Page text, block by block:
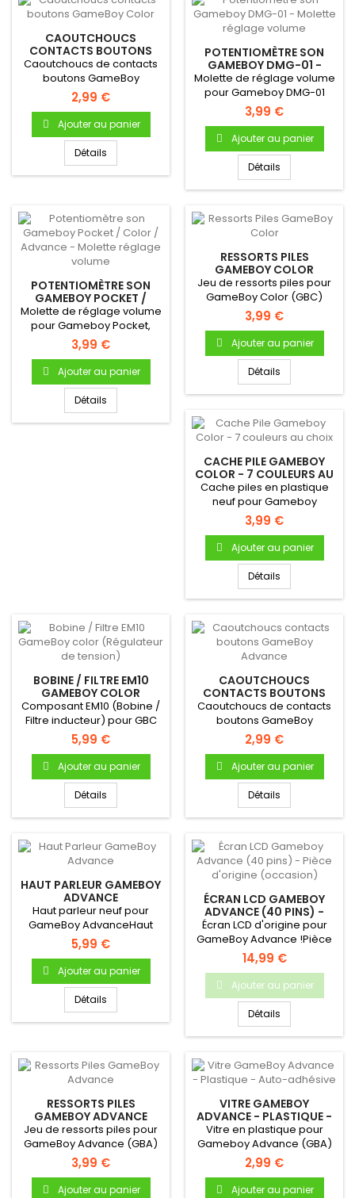
CAOUTCHOUCS
CONTACTS BOUTONS
GAMEBOY COLOR
Caoutchoucs de contacts
boutons GameBoy
ColorPour Gameboy Color
Bouton A...
2,99 €
Ajouter au panier
Détails
POTENTIOMÈTRE SON
GAMEBOY DMG-01 -
MOLETTE RÉGLAGE
VOLUME
Molette de réglage volume
pour Gameboy DMG-01
3,99 €
Ajouter au panier
Détails
POTENTIOMÈTRE SON
GAMEBOY POCKET /
COLOR / ADVANCE -
MOLETTE RÉGLAGE
VOLUME
Molette de réglage volume
pour Gameboy Pocket,
Color ou Advance
3,99 €
Ajouter au panier
Détails
RESSORTS PILES
GAMEBOY COLOR
Jeu de ressorts piles pour
GameBoy Color (GBC)
3,99 €
Ajouter au panier
Détails
CACHE PILE GAMEBOY
COLOR - 7 COULEURS AU
CHOIX
Cache piles en plastique
neuf pour Gameboy
ColorCache pile en
plastique...
3,99 €
Ajouter au panier
Détails
BOBINE / FILTRE EM10
GAMEBOY COLOR
(RÉGULATEUR DE
TENSION)
Composant EM10 (Bobine /
Filtre inducteur) pour GBC
5,99 €
Ajouter au panier
Détails
CAOUTCHOUCS
CONTACTS BOUTONS
GAMEBOY ADVANCE
Caoutchoucs de contacts
boutons GameBoy
AdvancePour Gameboy
Advance Bouton...
2,99 €
Ajouter au panier
Détails
HAUT PARLEUR GAMEBOY
ADVANCE
Haut parleur neuf pour
GameBoy AdvanceHaut
parleur (enceinte) interne
neuf...
5,99 €
Ajouter au panier
Détails
ÉCRAN LCD GAMEBOY
ADVANCE (40 PINS) -
PIÈCE D'ORIGINE
(OCCASION)
Écran LCD d'origine pour
GameBoy Advance !Pièce
d'origine Nintendo
Occasion...
14,99 €
Ajouter au panier
Détails
RESSORTS PILES
GAMEBOY ADVANCE
Jeu de ressorts piles pour
GameBoy Advance (GBA)
3,99 €
Ajouter au panier
VITRE GAMEBOY
ADVANCE - PLASTIQUE -
AUTO-ADHÉSIVE
Vitre en plastique pour
Gameboy Advance (GBA)
2,99 €
Ajouter au panier